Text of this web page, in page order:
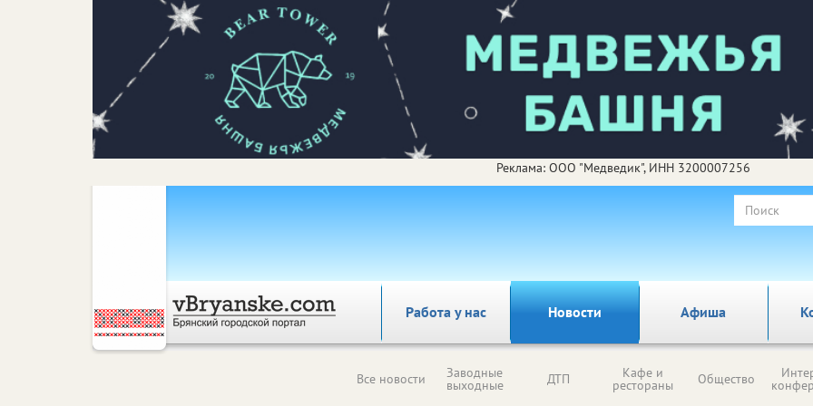
Реклама: ООО "Медведик", ИНН 3200007256
Работа у нас Новости Афиша
Все новости Заводные
выходные ДТП Кафе и
рестораны Общество